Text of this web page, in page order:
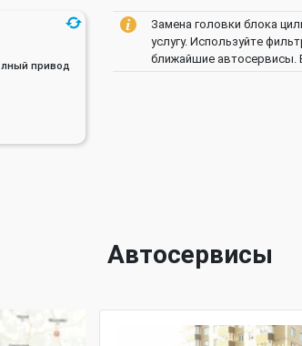
привод
Замена головки блока
услугу. Используйте
ближайшие автосервисы.
Автосервисы